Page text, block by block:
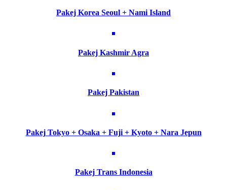
Pakej Korea Seoul + Nami Island
Pakej Kashmir Agra
Pakej Pakistan
Pakej Tokyo + Osaka + Fuji + Kyoto + Nara Jepun
Pakej Trans Indonesia